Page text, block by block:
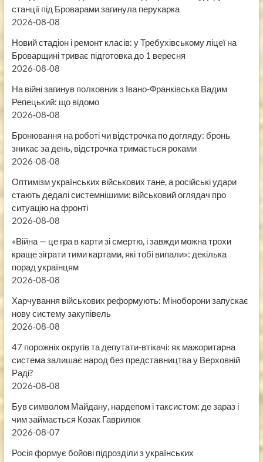
станції під Броварами загинула перукарка
2026-08-08
Новий стадіон і ремонт класів: у Требухівському ліцеї на
Броварщині триває підготовка до 1 вересня
2026-08-08
На війні загинув полковник з Івано-Франківська Вадим
Репецький: що відомо
2026-08-08
Бронювання на роботі чи відстрочка по догляду: бронь
зникає за день, відстрочка тримається роками
2026-08-08
Оптимізм українських військових тане, а російські удари
стають дедалі системнішими: військовий оглядач про
ситуацію на фронті
2026-08-08
«Війна — це гра в карти зі смертю, і завжди можна трохи
краще зіграти тими картами, які тобі випали»: декілька
порад українцям
2026-08-08
Харчування військових реформують: Міноборони запускає
нову систему закупівель
2026-08-08
47 порожніх округів та депутати-втікачі: як мажоритарна
система залишає народ без представництва у Верховній
Раді?
2026-08-08
Був символом Майдану, нардепом і таксистом: де зараз і
чим займається Козак Гаврилюк
2026-08-07
Росія формує бойові підрозділи з українських